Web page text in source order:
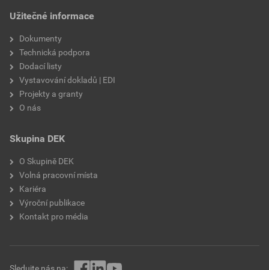
Užitečné informace
Dokumenty
Technická podpora
Dodací listy
Vystavování dokladů | EDI
Projekty a granty
O nás
Skupina DEK
O Skupině DEK
Volná pracovní místa
Kariéra
Výroční publikace
Kontakt pro média
Sledujte nás na: